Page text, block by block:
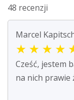
48 recenzji
Marcel
★ ★ ★ ★
Cześć, jestem
na nich prawie